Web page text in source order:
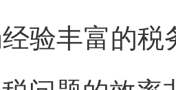
验丰富的